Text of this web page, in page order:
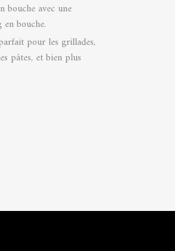
bouche avec une
bouche.
pour les grillades,
pâtes, et bien plus